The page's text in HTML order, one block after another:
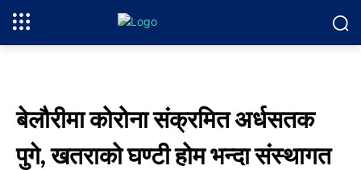
बेलौरीमा कोरोना संक्रमित अर्धसतक
पुगे, खतराको घण्टी होम भन्दा संस्थागत